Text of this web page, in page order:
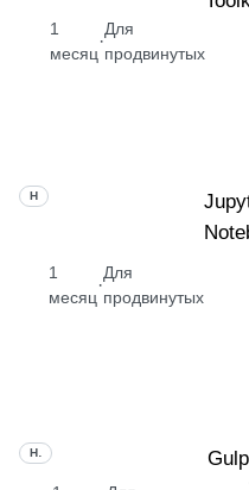
1
месяц
·
Для
продвинутых
НАВЫК
1
месяц
·
Для
продвинутых
НАВЫК Gulp